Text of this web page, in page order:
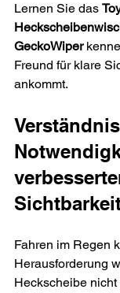
Lernen Sie das
GeckoWiper
Freund für klare
ankommt.
Fahren im Regen
Herausforderung
Heckscheibe